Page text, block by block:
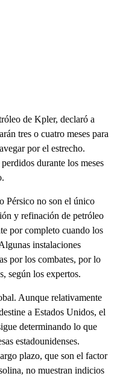
de Kpler, declaró a
tres o cuatro meses para
por el estrecho.
durante los meses
Pérsico no son el único
y refinación de petróleo
por completo cuando los
instalaciones
por los combates, por lo
según los expertos.
Aunque relativamente
a Estados Unidos, el
determinando lo que
estadounidenses.
plazo, que son el factor
no muestran indicios